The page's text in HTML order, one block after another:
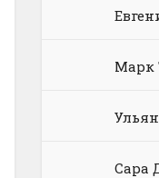
Марк
Сара